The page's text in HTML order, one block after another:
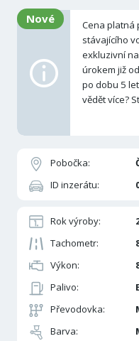
Pobočka:
ID inzerátu:
Rok výroby:
Tachometr:
Výkon:
Palivo:
Převodovka:
Barva:
Nové
Cena platná
stávajícího
exkluzivní
úrokem již
po dobu 5
vědět více?